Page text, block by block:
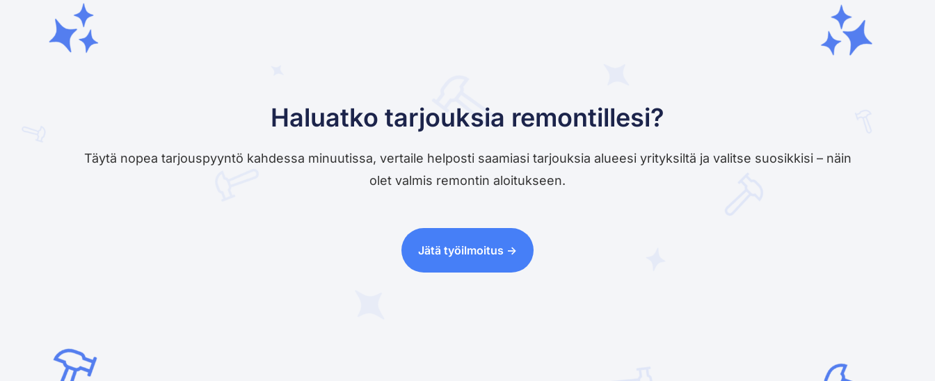
Haluatko tarjouksia remontillesi?
Täytä nopea tarjouspyyntö kahdessa minuutissa, vertaile helposti saamiasi tarjouksia alueesi yrityksiltä ja valitse suosikkisi – näin
olet valmis remontin aloitukseen.
Jätä työilmoitus ->